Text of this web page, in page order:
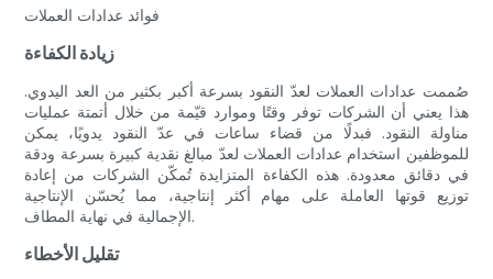
فوائد عدادات العملات
زيادة الكفاءة
صُممت عدادات العملات لعدّ النقود بسرعة أكبر بكثير من العد اليدوي.
هذا يعني أن الشركات توفر وقتًا وموارد قيّمة من خلال أتمتة عمليات
مناولة النقود. فبدلًا من قضاء ساعات في عدّ النقود يدويًا، يمكن
للموظفين استخدام عدادات العملات لعدّ مبالغ نقدية كبيرة بسرعة ودقة
في دقائق معدودة. هذه الكفاءة المتزايدة تُمكّن الشركات من إعادة
توزيع قوتها العاملة على مهام أكثر إنتاجية، مما يُحسّن الإنتاجية
الإجمالية في نهاية المطاف.
تقليل الأخطاء